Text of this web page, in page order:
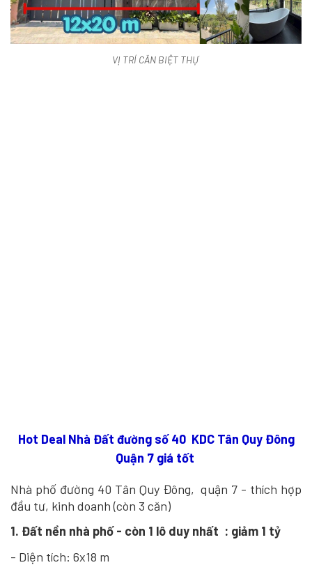
VỊ TRÍ CĂN BIỆT THỰ
Hot Deal Nhà Đất đường số 40 KDC Tân Quy Đông
Quận 7 giá tốt
Nhà phố đường 40 Tân Quy Đông, quận 7 - thích hợp
đầu tư, kinh doanh (còn 3 căn)
1. Đất nền nhà phố - còn 1 lô duy nhất : giảm 1 tỷ
- Diện tích: 6x18 m